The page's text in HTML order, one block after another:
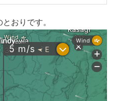
おりです。